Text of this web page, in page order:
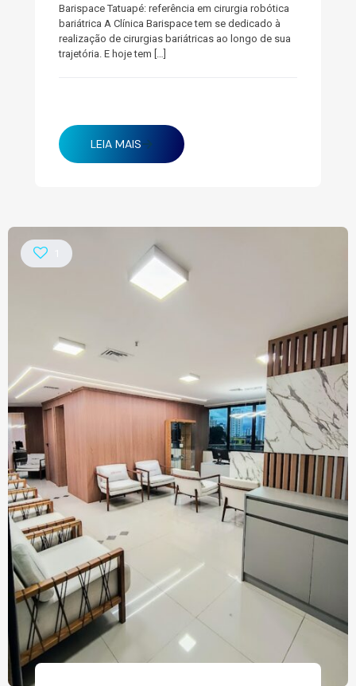
Barispace Tatuapé: referência em cirurgia robótica
bariátrica A Clínica Barispace tem se dedicado à
realização de cirurgias bariátricas ao longo de sua
trajetória. E hoje tem
LEIA MAIS